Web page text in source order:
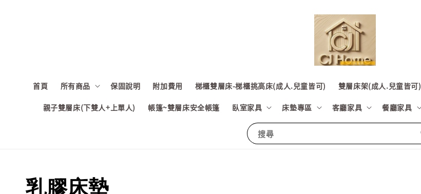
搜尋
首頁 所有商品 保固說明 附加費用 梯櫃雙層床-梯櫃挑高床(成人.兒童皆可) 雙層床架(成人.兒童皆可)
親子雙層床(下雙人+上單人) 帳篷~雙層床安全帳篷 臥室家具 床墊專區 客廳家具 餐廳家具
乳膠床墊